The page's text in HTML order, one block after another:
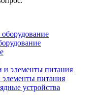
элементы питания
устройства